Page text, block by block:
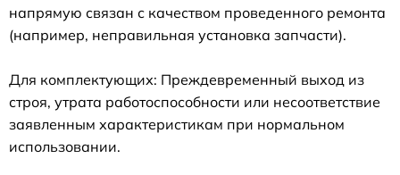
напрямую связан с качеством проведенного ремонта
(например, неправильная установка запчасти).
Для комплектующих: Преждевременный выход из
строя, утрата работоспособности или несоответствие
заявленным характеристикам при нормальном
использовании.